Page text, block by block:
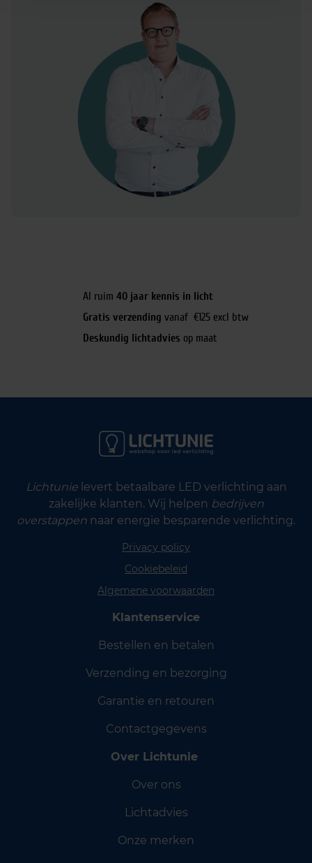
Al ruim 40 jaar kennis in licht
Gratis verzending vanaf €125 excl btw
Deskundig lichtadvies op maat
Lichtunielevert betaalbare LED verlichting aan
zakelijke klanten. Wij helpen bedrijven
overstappen naar energie besparende verlichting.
Privacy policy
Cookiebeleid
Algemene voorwaarden
Klantenservice
Bestellen en betalen
Verzending en bezorging
Garantie en retouren
Contactgegevens
Over Lichtunie
Over ons
Lichtadvies
Onze merken